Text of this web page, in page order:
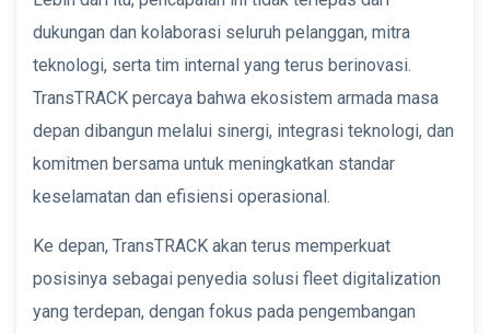
dukungan dan kolaborasi seluruh pelanggan, mitra
teknologi, serta tim internal yang terus berinovasi.
TransTRACK percaya bahwa ekosistem armada masa
depan dibangun melalui sinergi, integrasi teknologi, dan
komitmen bersama untuk meningkatkan standar
keselamatan dan efisiensi operasional.
Ke depan, TransTRACK akan terus memperkuat
posisinya sebagai penyedia solusi fleet digitalization
yang terdepan, dengan fokus pada pengembangan